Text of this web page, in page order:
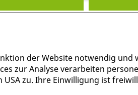
der Website notwendig
zur Analyse verarbeiten
zu. Ihre Einwilligung ist